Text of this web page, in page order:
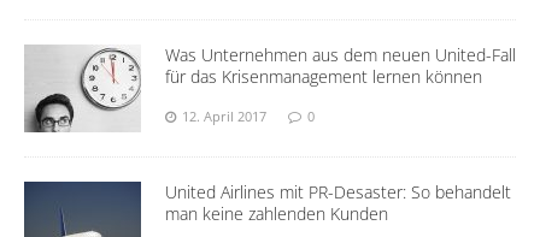
Was Unternehmen aus dem neuen United-Fall
für das Krisenmanagement lernen können
12. April 2017 0
United Airlines mit PR-Desaster: So behandelt
man keine zahlenden Kunden